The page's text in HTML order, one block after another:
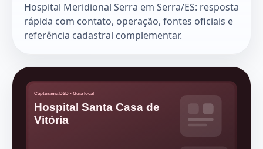
Hospital Meridional Serra em Serra/ES: resposta
rápida com contato, operação, fontes oficiais e
referência cadastral complementar.